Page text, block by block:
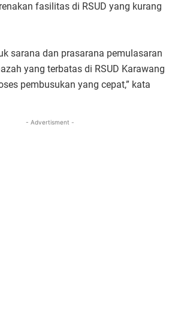
fasilitas di RSUD yang kurang
sarana dan prasarana pemulasaran
yang terbatas di RSUD Karawang
pembusukan yang cepat,” kata
- Advertisment -